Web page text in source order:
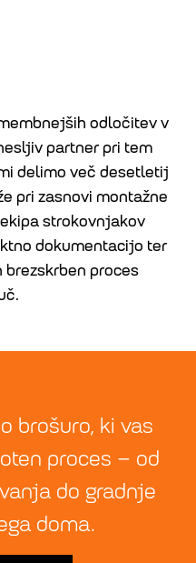
odločitev v
partner pri tem
delimo več desetletij
pri zasnovi montažne
strokovnjakov
dokumentacijo ter
brezskrben proces
brošuro, ki vas
proces – od
do gradnje
doma.